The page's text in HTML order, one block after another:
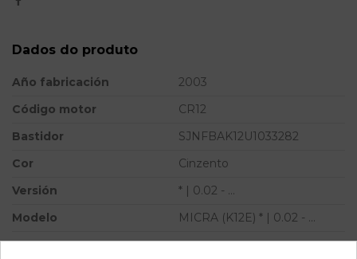
Dados do produto
Año fabricación
2003
Código motor
CR12
Bastidor
SJNFBAK12U1033282
Cor
Cinzento
Versión
* | 0.02 - ...
Modelo
MICRA (K12E) * | 0.02 - ...